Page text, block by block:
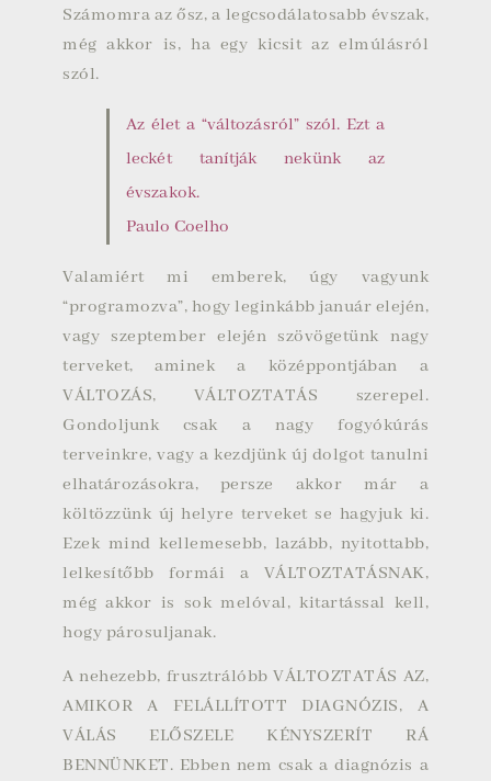
Számomra az ősz, a legcsodálatosabb évszak,
még akkor is, ha egy kicsit az elmúlásról
szól.
Az élet a “változásról” szól. Ezt a
leckét tanítják nekünk az
évszakok.
Paulo Coelho
Valamiért mi emberek, úgy vagyunk
“programozva”, hogy leginkább január elején,
vagy szeptember elején szövögetünk nagy
terveket, aminek a középpontjában a
VÁLTOZÁS, VÁLTOZTATÁS szerepel.
Gondoljunk csak a nagy fogyókúrás
terveinkre, vagy a kezdjünk új dolgot tanulni
elhatározásokra, persze akkor már a
költözzünk új helyre terveket se hagyjuk ki.
Ezek mind kellemesebb, lazább, nyitottabb,
lelkesítőbb formái a VÁLTOZTATÁSNAK,
még akkor is sok melóval, kitartással kell,
hogy párosuljanak.
A nehezebb, frusztrálóbb VÁLTOZTATÁS AZ,
AMIKOR A FELÁLLÍTOTT DIAGNÓZIS, A
VÁLÁS ELŐSZELE KÉNYSZERÍT RÁ
BENNÜNKET. Ebben nem csak a diagnózis a